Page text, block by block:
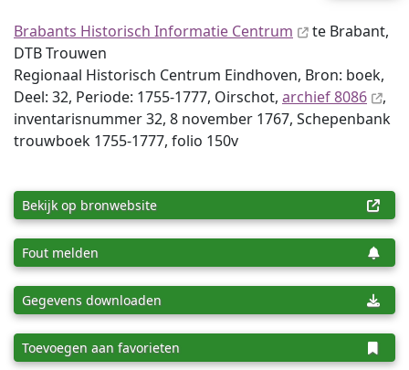
Brabants Historisch Informatie Centrum
te Brabant,
DTB Trouwen
Regionaal Historisch Centrum Eindhoven, Bron: boek,
Deel: 32, Periode: 1755-1777, Oirschot, archief 8086
,
inventaris­num­mer 32, 8 november 1767, Schepenbank
trouwboek 1755-1777, folio 150v
Bekijk op bronwebsite
Fout melden
Gegevens downloaden
Toevoegen aan favorieten